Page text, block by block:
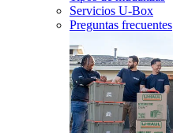
Servicios U-Box
Preguntas frecuentes